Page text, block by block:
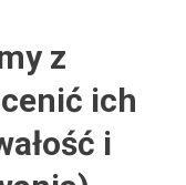
z
ich
i